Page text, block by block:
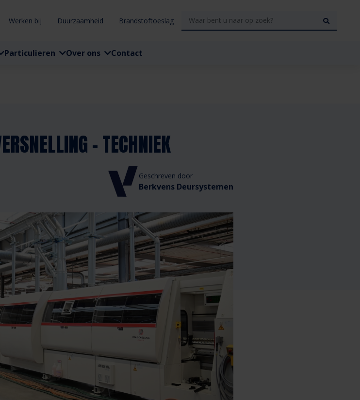
Werken bij Duurzaamheid Brandstoftoeslag
Particulieren Over ons Contact
- TECHNIEK
Geschreven door
Berkvens Deursystemen